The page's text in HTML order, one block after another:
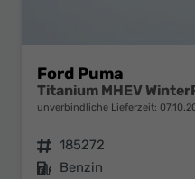
Ford Puma
Titanium MHEV
unverbindliche Lieferzeit:
Fahrzeugnr. 185272
Kraftstoff Benzin